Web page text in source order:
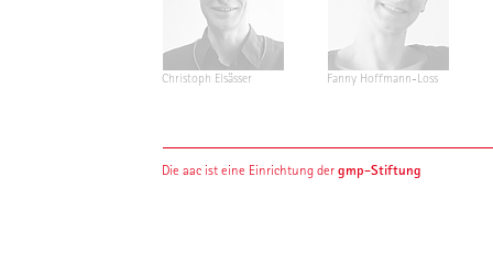
Christoph Elsässer Fanny Hoffmann-Loss
Die aac ist eine Einrichtung dergmp-Stiftung